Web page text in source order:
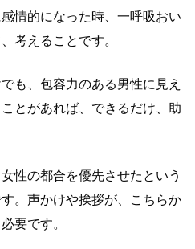
情的になった時、一呼吸おい
考えることです。
も、包容力のある男性に見え
とがあれば、できるだけ、助
性の都合を優先させたという
。声かけや挨拶が、こちらか
要です。